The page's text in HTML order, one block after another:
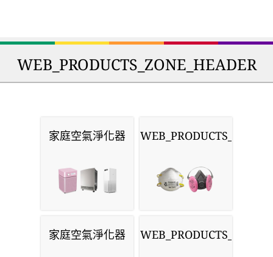
WEB_PRODUCTS_ZONE_HEADER
家庭空氣淨化器 WEB_PRODUCTS_MASKS
家庭空氣淨化器